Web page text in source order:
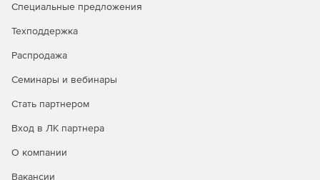
Специальные предложения
Техподдержка
Распродажа
Семинары и вебинары
Стать партнером
Вход в ЛК партнера
О компании
Вакансии